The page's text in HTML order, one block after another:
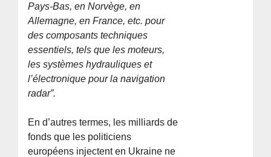
Pays-Bas, en Norvège, en
Allemagne, en France, etc. pour
des composants techniques
essentiels, tels que les moteurs,
les systèmes hydrauliques et
l’électronique pour la navigation
radar”.
En d’autres termes, les milliards de
fonds que les politiciens
européens injectent en Ukraine ne